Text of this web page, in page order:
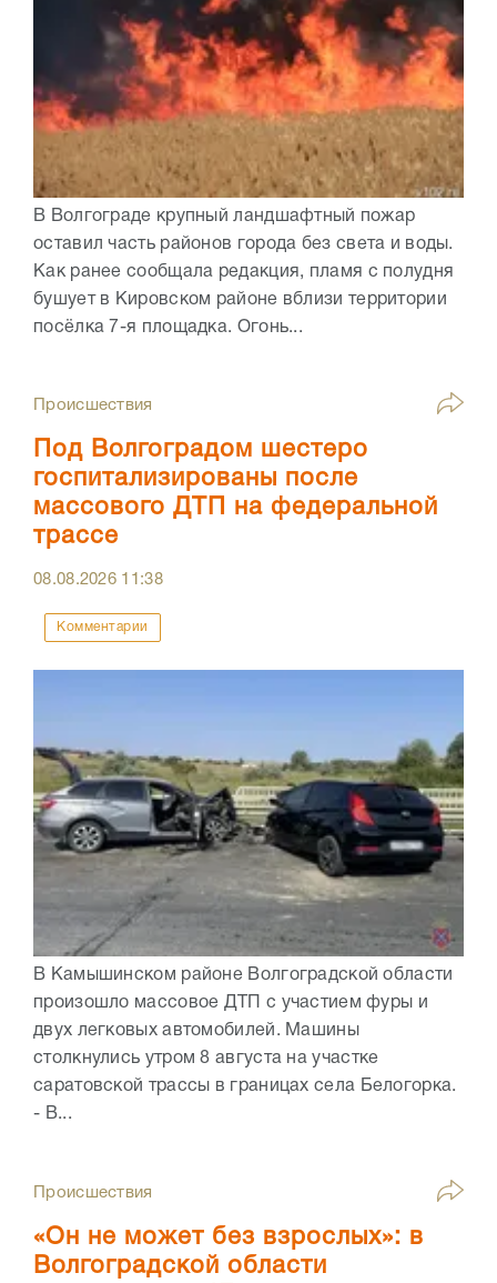
В Волгограде крупный ландшафтный пожар
оставил часть районов города без света и воды.
Как ранее сообщала редакция, пламя с полудня
бушует в Кировском районе вблизи территории
посёлка 7-я площадка. Огонь...
Происшествия
Под Волгоградом шестеро
госпитализированы после
массового ДТП на федеральной
трассе
08.08.2026 11:38
Комментарии
В Камышинском районе Волгоградской области
произошло массовое ДТП с участием фуры и
двух легковых автомобилей. Машины
столкнулись утром 8 августа на участке
саратовской трассы в границах села Белогорка.
- В...
Происшествия
«Он не может без взрослых»: в
Волгоградской области